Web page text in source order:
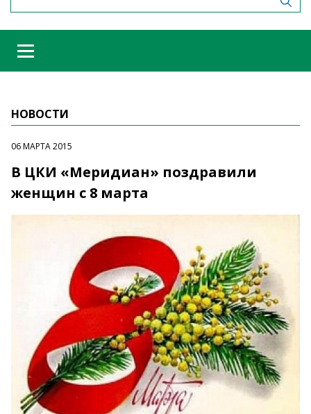
НОВОСТИ
06 МАРТА 2015
В ЦКИ «Меридиан» поздравили
женщин с 8 марта